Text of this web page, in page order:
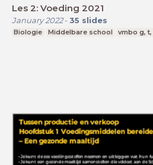
Les 2: Voeding 2021
January 2022- 35 slides
Biologie Middelbare school vmbo g,